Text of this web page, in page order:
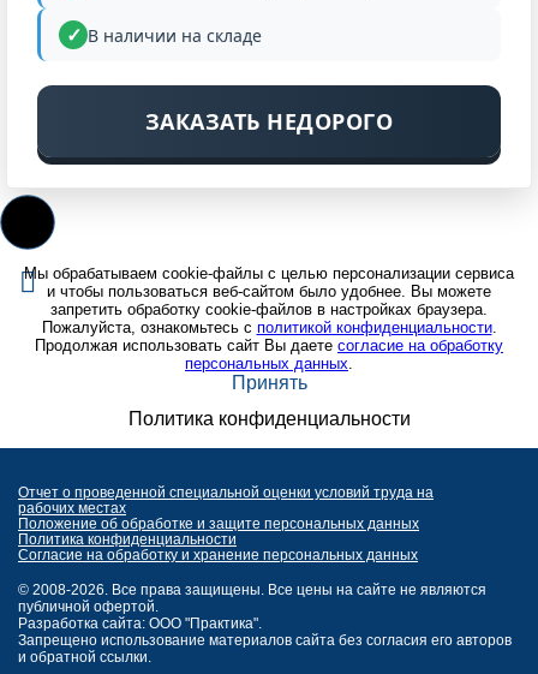
В наличии на складе
ЗАКАЗАТЬ НЕДОРОГО
Мы обрабатываем cookie-файлы с целью персонализации сервиса
и чтобы пользоваться веб-сайтом было удобнее. Вы можете
запретить обработку cookie-файлов в настройках браузера.
Пожалуйста, ознакомьтесь с политикой конфиденциальности.
Продолжая использовать сайт Вы даете согласие на обработку
персональных данных.
Принять
Политика конфиденциальности
Отчет о проведенной специальной оценки условий труда на
рабочих местах
Положение об обработке и защите персональных данных
Политика конфиденциальности
Согласие на обработку и хранение персональных данных
© 2008-2026. Все права защищены. Все цены на сайте не являются
публичной офертой.
Разработка сайта: ООО "Практика".
Запрещено использование материалов сайта без согласия его авторов
и обратной ссылки.